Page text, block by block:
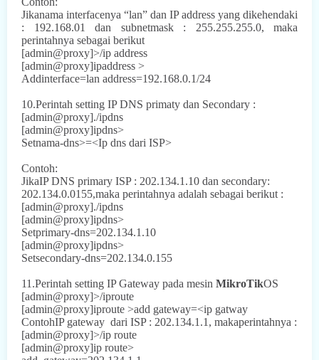
Jikanama interfacenya “lan” dan IP address yang dikehendaki
: 192.168.01 dan subnetmask : 255.255.255.0, maka
perintahnya sebagai berikut
[admin@proxy]>/ip address
[admin@proxy]ipaddress >
Addinterface=lan address=192.168.0.1/24
10.Perintah setting IP DNS primaty dan Secondary :
[admin@proxy]./ipdns
[admin@proxy]ipdns>
Setnama-dns>=<Ip dns dari ISP>
Contoh:
JikaIP DNS primary ISP : 202.134.1.10 dan secondary:
202.134.0.0155,maka perintahnya adalah sebagai berikut :
[admin@proxy]./ipdns
[admin@proxy]ipdns>
Setprimary-dns=202.134.1.10
[admin@proxy]ipdns>
Setsecondary-dns=202.134.0.155
11.Perintah setting IP Gateway pada mesin MikroTikOS
[admin@proxy]>/iproute
[admin@proxy]iproute >add gateway=<ip gatway
ContohIP gateway dari ISP : 202.134.1.1, makaperintahnya :
[admin@proxy]>/ip route
[admin@proxy]ip route>